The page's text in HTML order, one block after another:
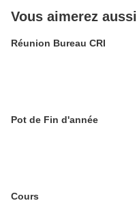
Vous aimerez aussi
Réunion Bureau CRI
Pot de Fin d'année
Cours